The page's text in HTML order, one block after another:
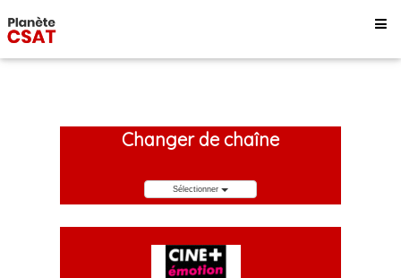
Changer de chaîne
Sélectionner